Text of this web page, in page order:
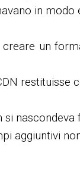
in modo
un
restituisse
aggiuntivi